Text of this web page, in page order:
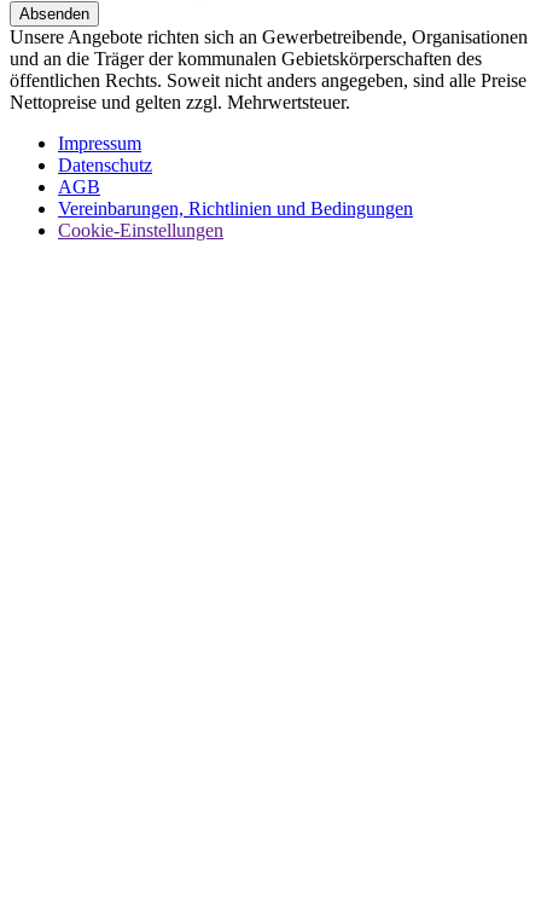
Absenden
Unsere Angebote richten sich an Gewerbetreibende, Organisationen
und an die Träger der kommunalen Gebietskörperschaften des
öffentlichen Rechts. Soweit nicht anders angegeben, sind alle Preise
Nettopreise und gelten zzgl. Mehrwertsteuer.
Impressum
Datenschutz
AGB
Vereinbarungen, Richtlinien und Bedingungen
Cookie-Einstellungen